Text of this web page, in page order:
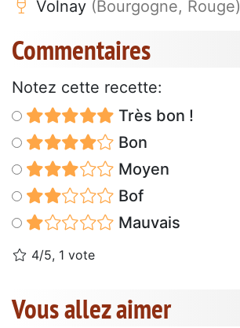
Volnay (Bourgogne, Rouge)
Commentaires
Notez cette recette:
Très bon !
Bon
Moyen
Bof
Mauvais
4/5, 1 vote
Vous allez aimer